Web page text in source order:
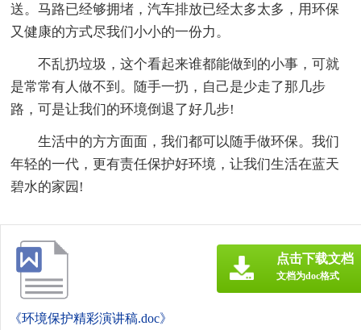
送。马路已经够拥堵，汽车排放已经太多太多，用环保
又健康的方式尽我们小小的一份力。
不乱扔垃圾，这个看起来谁都能做到的小事，可就
是常常有人做不到。随手一扔，自己是少走了那几步
路，可是让我们的环境倒退了好几步!
生活中的方方面面，我们都可以随手做环保。我们
年轻的一代，更有责任保护好环境，让我们生活在蓝天
碧水的家园!
《环境保护精彩演讲稿.doc》
点击下载文档
文档为doc格式